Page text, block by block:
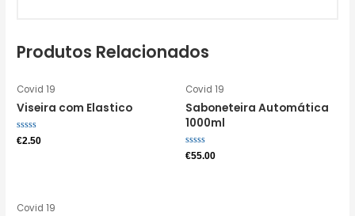
Produtos Relacionados
Covid 19
Viseira com Elastico
Avaliação
0
€2.50
Covid 19
Saboneteira Automática
1000ml
Avaliação
0
€55.00
Covid 19